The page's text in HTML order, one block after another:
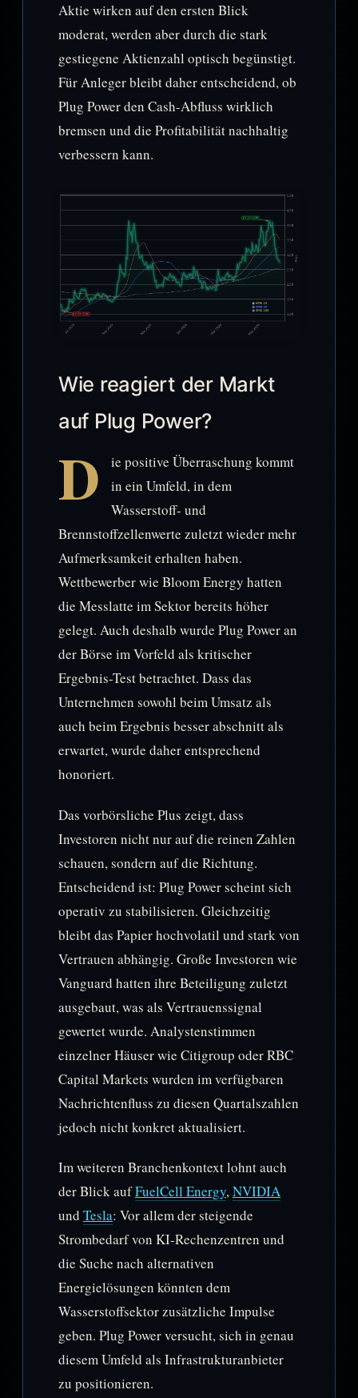
Aktie wirken auf den ersten Blick
moderat, werden aber durch die stark
gestiegene Aktienzahl optisch begünstigt.
Für Anleger bleibt daher entscheidend, ob
Plug Power den Cash-Abfluss wirklich
bremsen und die Profitabilität nachhaltig
verbessern kann.
Wie reagiert der Markt
auf Plug Power?
D
ie positive Überraschung kommt
in ein Umfeld, in dem
Wasserstoff- und
Brennstoffzellenwerte zuletzt wieder mehr
Aufmerksamkeit erhalten haben.
Wettbewerber wie Bloom Energy hatten
die Messlatte im Sektor bereits höher
gelegt. Auch deshalb wurde Plug Power an
der Börse im Vorfeld als kritischer
Ergebnis-Test betrachtet. Dass das
Unternehmen sowohl beim Umsatz als
auch beim Ergebnis besser abschnitt als
erwartet, wurde daher entsprechend
honoriert.
Das vorbörsliche Plus zeigt, dass
Investoren nicht nur auf die reinen Zahlen
schauen, sondern auf die Richtung.
Entscheidend ist: Plug Power scheint sich
operativ zu stabilisieren. Gleichzeitig
bleibt das Papier hochvolatil und stark von
Vertrauen abhängig. Große Investoren wie
Vanguard hatten ihre Beteiligung zuletzt
ausgebaut, was als Vertrauenssignal
gewertet wurde. Analystenstimmen
einzelner Häuser wie Citigroup oder RBC
Capital Markets wurden im verfügbaren
Nachrichtenfluss zu diesen Quartalszahlen
jedoch nicht konkret aktualisiert.
Im weiteren Branchenkontext lohnt auch
der Blick aufFuelCell Energy,NVIDIA
und Tesla: Vor allem der steigende
Strombedarf von KI-Rechenzentren und
die Suche nach alternativen
Energielösungen könnten dem
Wasserstoffsektor zusätzliche Impulse
geben. Plug Power versucht, sich in genau
diesem Umfeld als Infrastrukturanbieter
zu positionieren.